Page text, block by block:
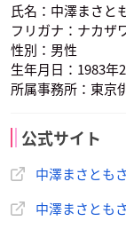
氏名：中澤まさと
フリガナ：ナカザ
性別：男性
生年月日：1983年
所属事務所：東京
公式サイト
中澤まさとも
中澤まさとも